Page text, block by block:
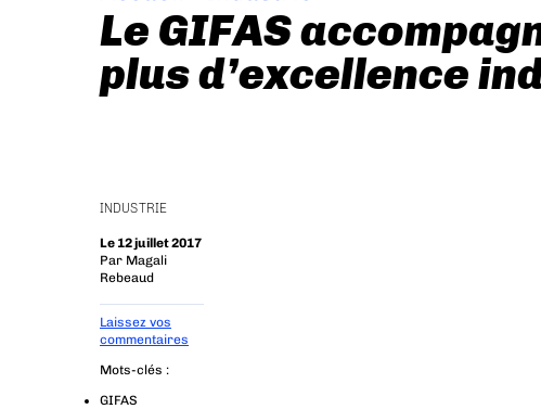
Le GIFAS
plus d’excellence
INDUSTRIE
Le 12 juillet 2017
Par Magali
Rebeaud
Laissez vos
commentaires
Mots-clés :
GIFAS